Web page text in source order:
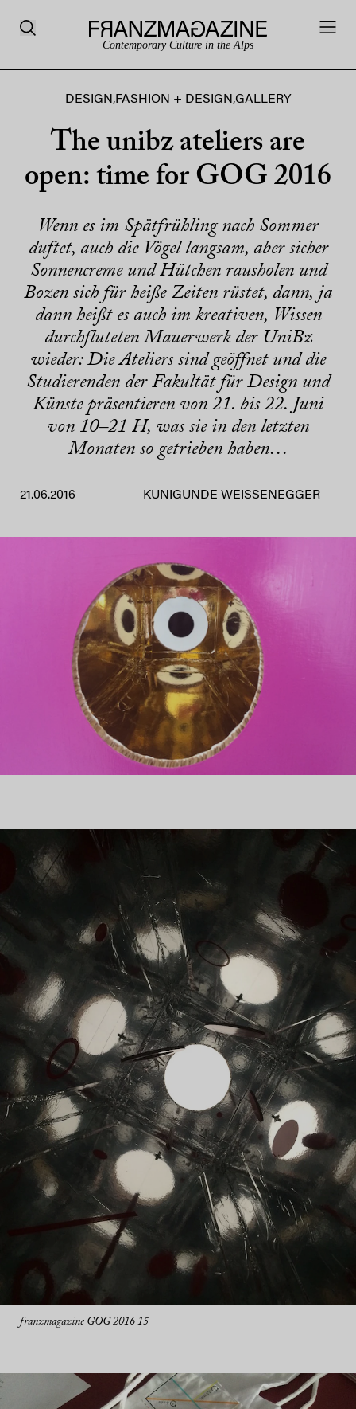
Contemporary Culture in the Alps
DESIGN ,FASHION + DESIGN ,GALLERY
The unibz ateliers are
open: time for GOG 2016
Wenn es im Spätfrühling nach Sommer
duftet, auch die Vögel langsam, aber sicher
Sonnencreme und Hütchen rausholen und
Bozen sich für heiße Zeiten rüstet, dann, ja
dann heißt es auch im kreativen, Wissen
durchfluteten Mauerwerk der UniBz
wieder: Die Ateliers sind geöffnet und die
Studierenden der Fakultät für Design und
Künste präsentieren von 21. bis 22. Juni
von 10–21 H, was sie in den letzten
Monaten so getrieben haben…
21.06.2016 KUNIGUNDE WEISSENEGGER
franzmagazine GOG 2016 15